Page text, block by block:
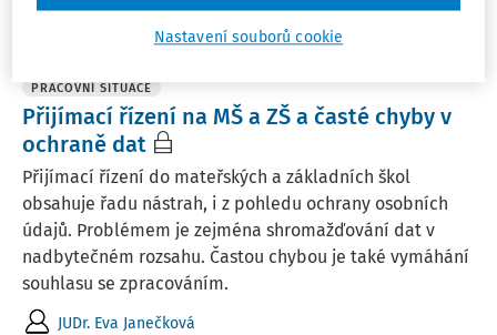
Vydáno:6. 5. 2024 1 minuta čtení
PRACOVNÍ SITUACE
Přijímací řízení na MŠ a ZŠ a časté chyby v
ochraně dat
Přijímací řízení do mateřských a základních škol
obsahuje řadu nástrah, i z pohledu ochrany osobních
údajů. Problémem je zejména shromažďování dat v
nadbytečném rozsahu. Častou chybou je také vymáhání
souhlasu se zpracováním.
JUDr. Eva Janečková
Nastavení souborů cookie